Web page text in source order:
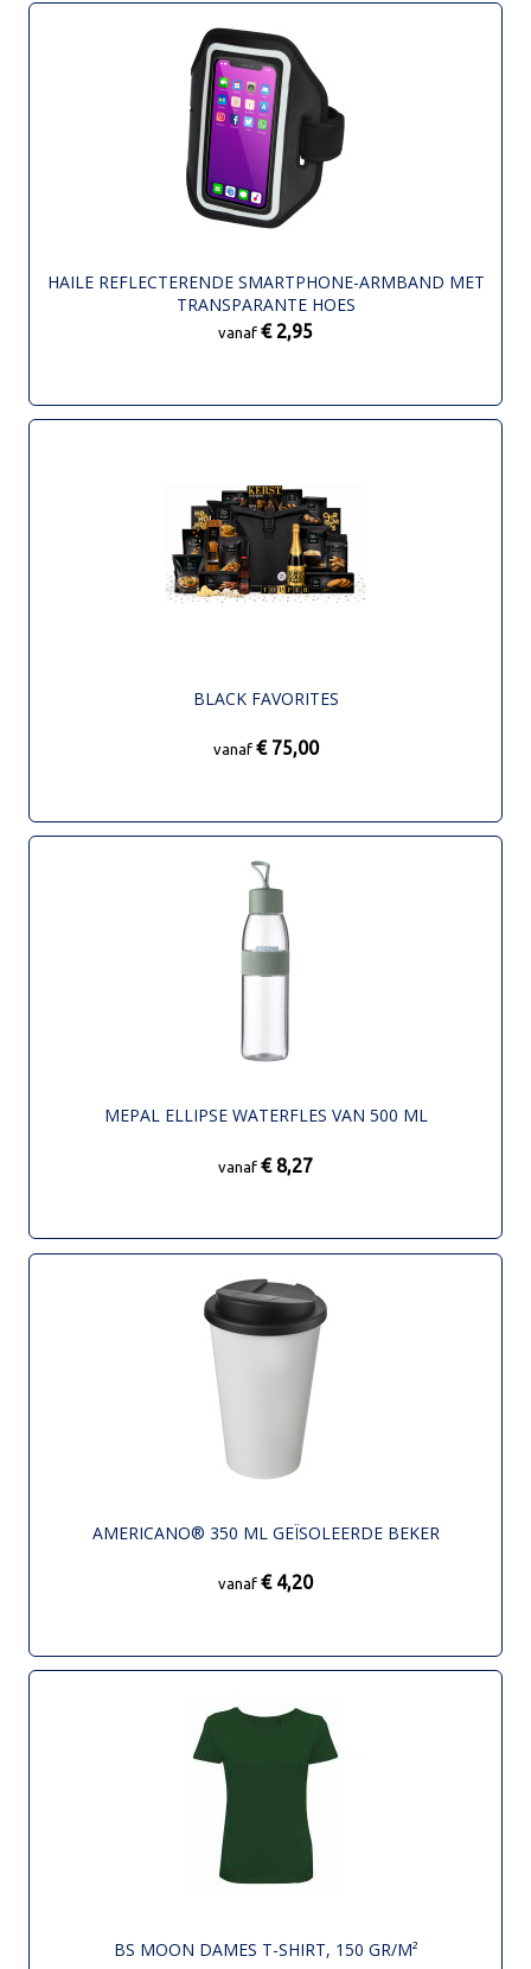
HAILE REFLECTERENDE SMARTPHONE-ARMBAND MET
TRANSPARANTE HOES
vanaf € 2,95
BLACK FAVORITES
vanaf € 75,00
MEPAL ELLIPSE WATERFLES VAN 500 ML
vanaf € 8,27
AMERICANO® 350 ML GEÏSOLEERDE BEKER
vanaf € 4,20
BS MOON DAMES T-SHIRT, 150 GR/M²